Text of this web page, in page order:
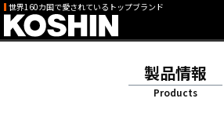
世界160カ国で愛されているトップブランド
製品情報
Products